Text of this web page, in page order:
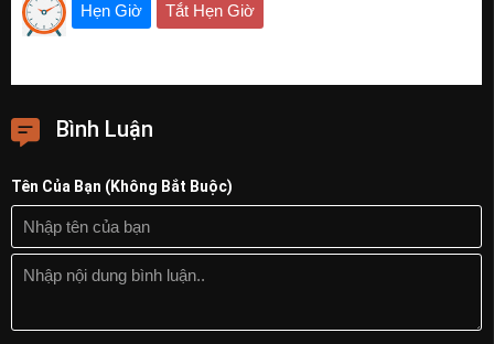
Hẹn Giờ Tắt Hẹn Giờ
Bình Luận
Tên Của Bạn (Không Bắt Buộc)